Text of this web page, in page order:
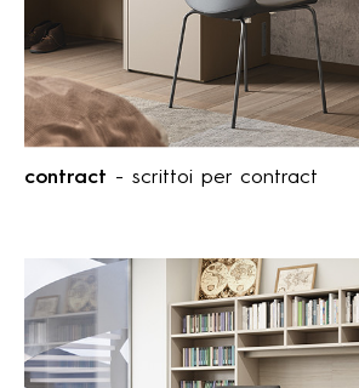
contract - scrittoi per contract